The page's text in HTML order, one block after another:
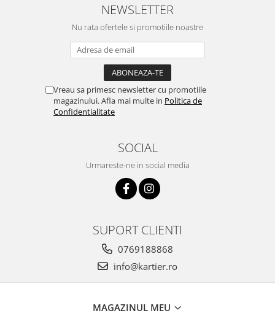
NEWSLETTER
Nu rata ofertele si promotiile noastre
Vreau sa primesc newsletter cu promotiile
magazinului. Afla mai multe in Politica de
Confidentialitate
SOCIAL
Urmareste-ne in social media
SUPORT CLIENTI
0769188868
info@kartier.ro
MAGAZINUL MEU